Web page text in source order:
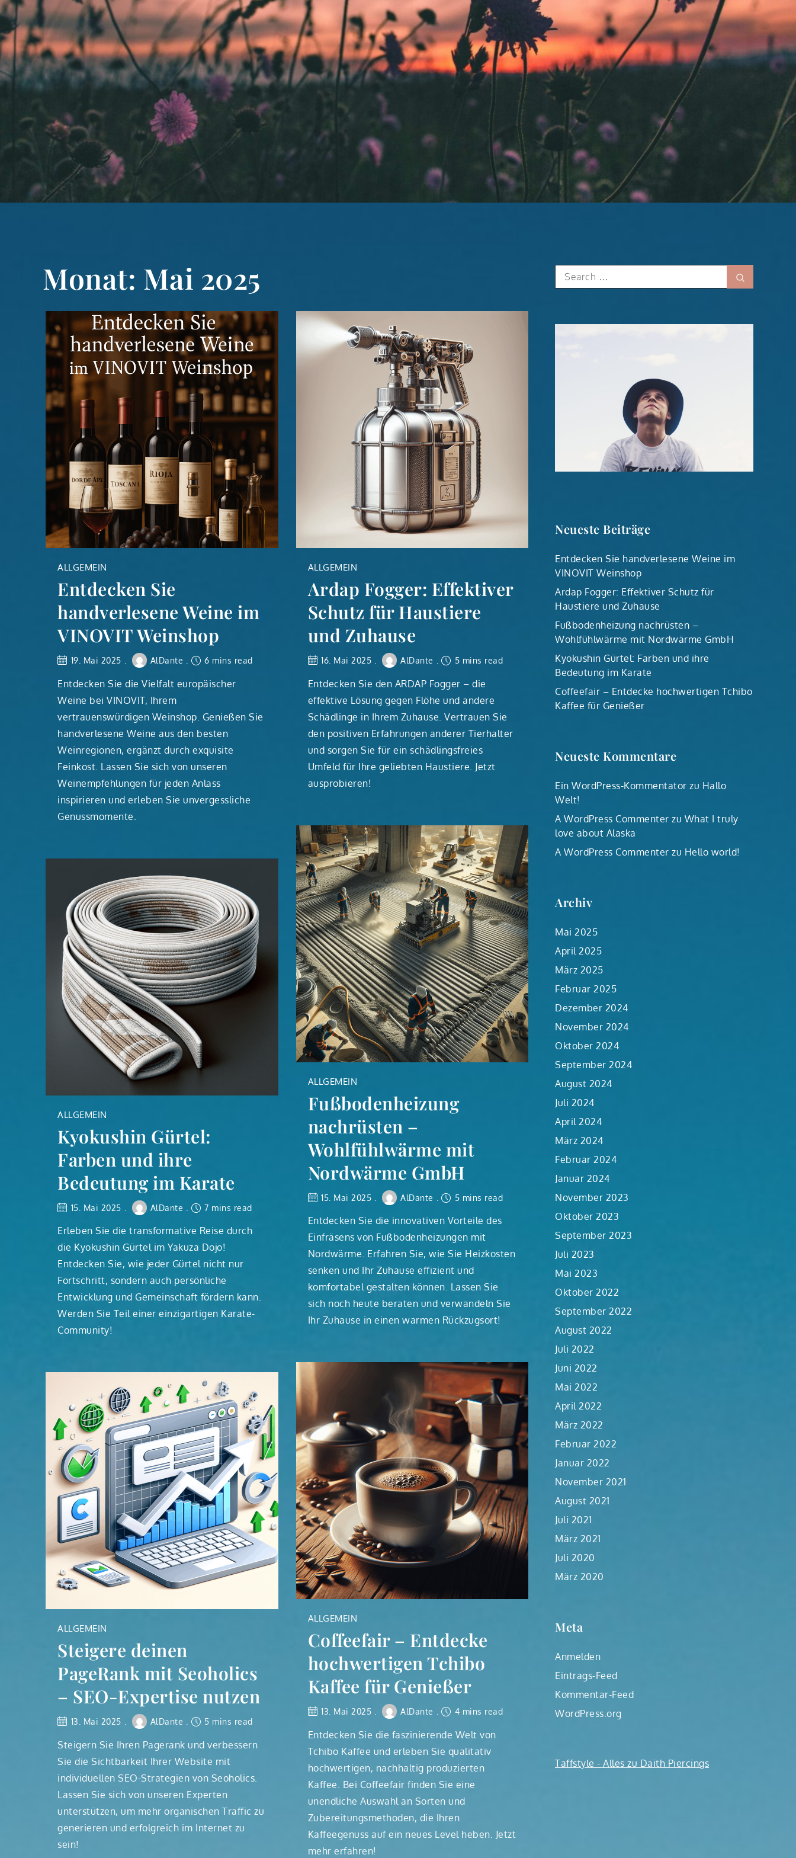
Monat: Mai 2025
ALLGEMEIN
Entdecken Sie
handverlesene Weine im
VINOVIT Weinshop
19. Mai 2025 AlDante 6 mins read
Entdecken Sie die Vielfalt europäischer
Weine bei VINOVIT, Ihrem
vertrauenswürdigen Weinshop. Genießen Sie
handverlesene Weine aus den besten
Weinregionen, ergänzt durch exquisite
Feinkost. Lassen Sie sich von unseren
Weinempfehlungen für jeden Anlass
inspirieren und erleben Sie unvergessliche
Genussmomente.
ALLGEMEIN
Ardap Fogger: Effektiver
Schutz für Haustiere
und Zuhause
16. Mai 2025 AlDante 5 mins read
Entdecken Sie den ARDAP Fogger – die
effektive Lösung gegen Flöhe und andere
Schädlinge in Ihrem Zuhause. Vertrauen Sie
den positiven Erfahrungen anderer Tierhalter
und sorgen Sie für ein schädlingsfreies
Umfeld für Ihre geliebten Haustiere. Jetzt
ausprobieren!
ALLGEMEIN
Fußbodenheizung
nachrüsten –
Wohlfühlwärme mit
Nordwärme GmbH
15. Mai 2025 AlDante 5 mins read
Entdecken Sie die innovativen Vorteile des
Einfräsens von Fußbodenheizungen mit
Nordwärme. Erfahren Sie, wie Sie Heizkosten
senken und Ihr Zuhause effizient und
komfortabel gestalten können. Lassen Sie
sich noch heute beraten und verwandeln Sie
Ihr Zuhause in einen warmen Rückzugsort!
ALLGEMEIN
Kyokushin Gürtel:
Farben und ihre
Bedeutung im Karate
15. Mai 2025 AlDante 7 mins read
Erleben Sie die transformative Reise durch
die Kyokushin Gürtel im Yakuza Dojo!
Entdecken Sie, wie jeder Gürtel nicht nur
Fortschritt, sondern auch persönliche
Entwicklung und Gemeinschaft fördern kann.
Werden Sie Teil einer einzigartigen Karate-
Community!
ALLGEMEIN
Coffeefair – Entdecke
hochwertigen Tchibo
Kaffee für Genießer
13. Mai 2025 AlDante 4 mins read
Entdecken Sie die faszinierende Welt von
Tchibo Kaffee und erleben Sie qualitativ
hochwertigen, nachhaltig produzierten
Kaffee. Bei Coffeefair finden Sie eine
unendliche Auswahl an Sorten und
Zubereitungsmethoden, die Ihren
Kaffeegenuss auf ein neues Level heben. Jetzt
mehr erfahren!
ALLGEMEIN
Steigere deinen
PageRank mit Seoholics
– SEO-Expertise nutzen
13. Mai 2025 AlDante 5 mins read
Steigern Sie Ihren Pagerank und verbessern
Sie die Sichtbarkeit Ihrer Website mit
individuellen SEO-Strategien von Seoholics.
Lassen Sie sich von unseren Experten
unterstützen, um mehr organischen Traffic zu
generieren und erfolgreich im Internet zu
sein!
Search
for:
Neueste Beiträge
Entdecken Sie handverlesene Weine im
VINOVIT Weinshop
Ardap Fogger: Effektiver Schutz für
Haustiere und Zuhause
Fußbodenheizung nachrüsten –
Wohlfühlwärme mit Nordwärme GmbH
Kyokushin Gürtel: Farben und ihre
Bedeutung im Karate
Coffeefair – Entdecke hochwertigen Tchibo
Kaffee für Genießer
Neueste Kommentare
Ein WordPress-Kommentator zu Hallo
Welt!
A WordPress Commenter zu What I truly
love about Alaska
A WordPress Commenter zu Hello world!
Archiv
Mai 2025
April 2025
März 2025
Februar 2025
Dezember 2024
November 2024
Oktober 2024
September 2024
August 2024
Juli 2024
April 2024
März 2024
Februar 2024
Januar 2024
November 2023
Oktober 2023
September 2023
Juli 2023
Mai 2023
Oktober 2022
September 2022
August 2022
Juli 2022
Juni 2022
Mai 2022
April 2022
März 2022
Februar 2022
Januar 2022
November 2021
August 2021
Juli 2021
März 2021
Juli 2020
März 2020
Meta
Anmelden
Eintrags-Feed
Kommentar-Feed
WordPress.org
Taffstyle - Alles zu Daith Piercings